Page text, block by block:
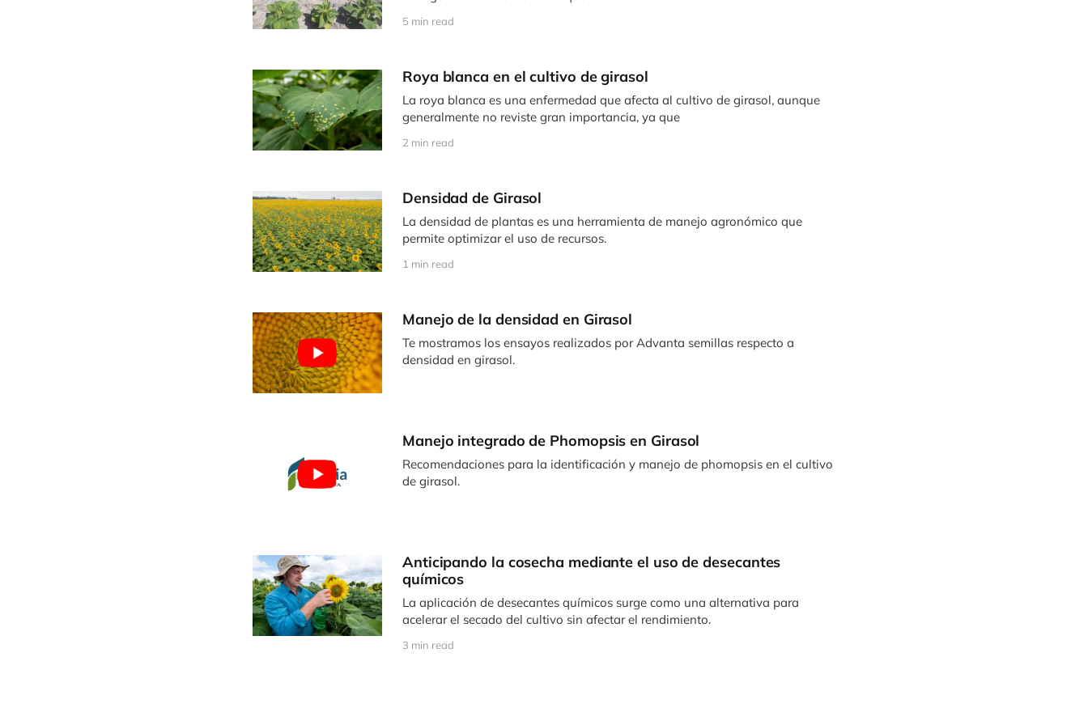
5 min read
Roya blanca en el cultivo de girasol
La roya blanca es una enfermedad que afecta al cultivo de girasol, aunque
generalmente no reviste gran importancia, ya que
2 min read
Densidad de Girasol
La densidad de plantas es una herramienta de manejo agronómico que
permite optimizar el uso de recursos.
1 min read
Manejo de la densidad en Girasol
Te mostramos los ensayos realizados por Advanta semillas respecto a
densidad en girasol.
Manejo integrado de Phomopsis en Girasol
Recomendaciones para la identificación y manejo de phomopsis en el cultivo
de girasol.
Anticipando la cosecha mediante el uso de desecantes
químicos
La aplicación de desecantes químicos surge como una alternativa para
acelerar el secado del cultivo sin afectar el rendimiento.
3 min read